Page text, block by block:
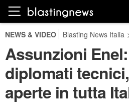
NEWS & VIDEO Blasting News Italia
Assunzioni
diplomati
aperte in tutta